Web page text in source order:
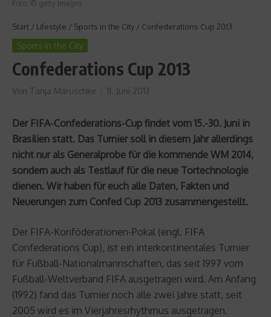
Foto: © getty images
Start / Lifestyle / Sports in the City / Confederations Cup 2013
Sports in the City
Confederations Cup 2013
Von Tanja Maruschke 11. Juni 2013
Der FIFA-Confederations-Cup findet vom 15.-30. Juni in
Brasilien statt. Das Turnier soll in diesem Jahr allerdings
nicht nur als Generalprobe für die kommende WM 2014,
sondern auch als Testlauf für die neue Tortechnologie
dienen. Wir haben für euch alle Daten, Fakten und
Neuerungen zum Confed Cup 2013 zusammengestellt.
Der FIFA-Konföderationen-Pokal (engl. FIFA
Confederations Cup), ist ein interkontinentales Turnier
für Fußball-Nationalmannschaften, das seit 1997 vom
Fußball-Weltverband FIFA ausgetragen wird. Am Anfang
(1992) fand das Turnier noch alle zwei Jahre statt, seit
2005 wird es im Vierjahresrhythmus ausgetragen.